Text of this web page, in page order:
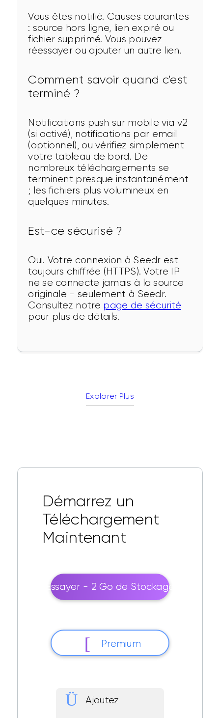
Vous êtes notifié. Causes courantes
: source hors ligne, lien expiré ou
fichier supprimé. Vous pouvez
réessayer ou ajouter un autre lien.
Comment savoir quand c'est
terminé ?
Notifications push sur mobile via v2
(si activé), notifications par email
(optionnel), ou vérifiez simplement
votre tableau de bord. De
nombreux téléchargements se
terminent presque instantanément
; les fichiers plus volumineux en
quelques minutes.
Est-ce sécurisé ?
Oui. Votre connexion à Seedr est
toujours chiffrée (HTTPS). Votre IP
ne se connecte jamais à la source
originale - seulement à Seedr.
Consultez notre page de sécurité
pour plus de détails.
Explorer Plus
Démarrez un
Téléchargement
Maintenant
Essayer - 2 Go de Stockage
Premium
Ajoutez